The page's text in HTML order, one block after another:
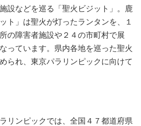
設などを巡る「聖火ビジット」。鹿
ト」は聖火が灯ったランタンを、１
の障害者施設や２４の市町村で展
っています。県内各地を巡った聖火
られ、東京パラリンピックに向けて
リンピックでは、全国４７都道府県